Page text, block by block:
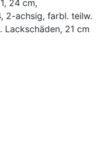
24 cm,
2-achsig, farbl. teilw.
Lackschäden, 21 cm